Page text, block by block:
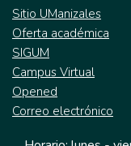
Sitio UManizales
Oferta académica
SIGUM
Campus Virtual
Opened
Correo electrónico